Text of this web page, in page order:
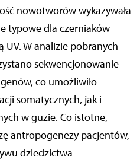
nowotworów wykazywała
typowe dla czerniaków
UV. W analizie pobranych
sekwencjonowanie
co umożliwiło
somatycznych, jak i
w guzie. Co istotne,
antropogenezy pacjentów,
dziedzictwa